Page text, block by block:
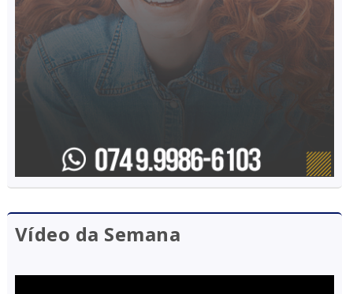
Vídeo da Semana